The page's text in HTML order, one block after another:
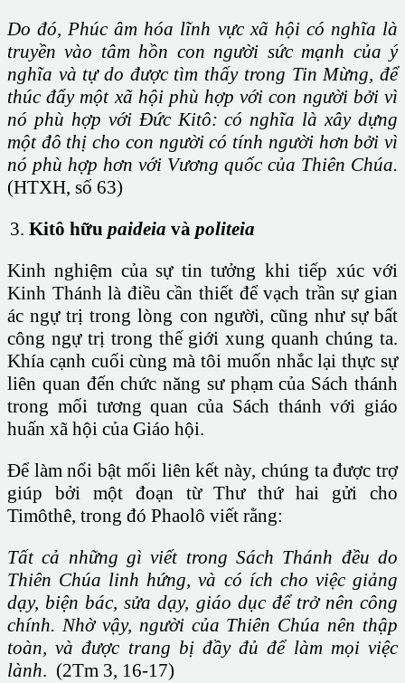
Do đó, Phúc âm hóa lĩnh vực xã hội có nghĩa là
truyền vào tâm hồn con người sức mạnh của ý
nghĩa và tự do được tìm thấy trong Tin Mừng, để
thúc đẩy một xã hội phù hợp với con người bởi vì
nó phù hợp với Đức Kitô: có nghĩa là xây dựng
một đô thị cho con người có tính người hơn bởi vì
nó phù hợp hơn với Vương quốc của Thiên Chúa.
(HTXH, số 63)
Kitô hữu paideia và politeia
Kinh nghiệm của sự tin tưởng khi tiếp xúc với
Kinh Thánh là điều cần thiết để vạch trần sự gian
ác ngự trị trong lòng con người, cũng như sự bất
công ngự trị trong thế giới xung quanh chúng ta.
Khía cạnh cuối cùng mà tôi muốn nhắc lại thực sự
liên quan đến chức năng sư phạm của Sách thánh
trong mối tương quan của Sách thánh với giáo
huấn xã hội của Giáo hội.
Để làm nổi bật mối liên kết này, chúng ta được trợ
giúp bởi một đoạn từ Thư thứ hai gửi cho
Timôthê, trong đó Phaolô viết rằng:
Tất cả những gì viết trong Sách Thánh đều do
Thiên Chúa linh hứng, và có ích cho việc giảng
dạy, biện bác, sửa dạy, giáo dục để trở nên công
chính. Nhờ vậy, người của Thiên Chúa nên thập
toàn, và được trang bị đầy đủ để làm mọi việc
lành. (2Tm 3, 16-17)